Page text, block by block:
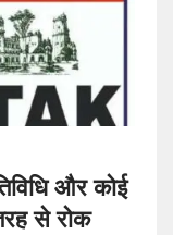
और कोई
से रोक